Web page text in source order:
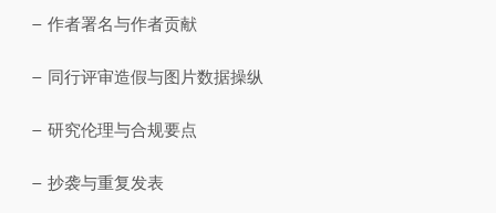
– 作者署名与作者贡献
– 同行评审造假与图片数据操纵
– 研究伦理与合规要点
– 抄袭与重复发表